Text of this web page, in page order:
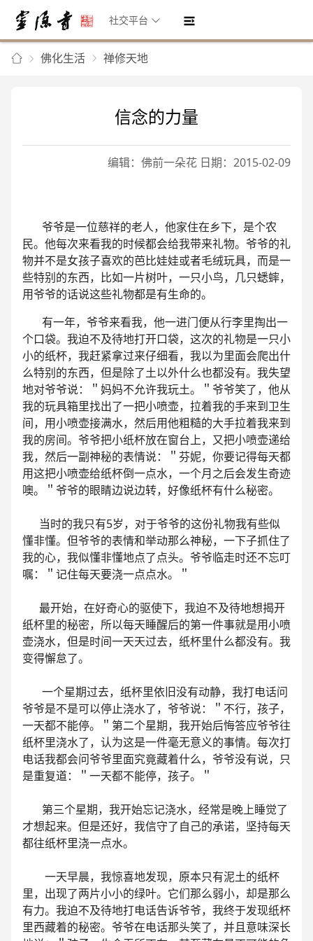
社交平台
佛化生活 禅修天地
信念的力量
编辑：佛前一朵花 日期：2015-02-09
爷爷是一位慈祥的老人，他家住在乡下，是个农
民。他每次来看我的时候都会给我带来礼物。爷爷的礼
物并不是女孩子喜欢的芭比娃娃或者毛绒玩具，而是一
些特别的东西，比如一片树叶，一只小鸟，几只蟋蟀，
用爷爷的话说这些礼物都是有生命的。
有一年，爷爷来看我，他一进门便从行李里掏出一
个口袋。我迫不及待地打开口袋，这次的礼物是一只小
小的纸杯，我赶紧拿过来仔细看，我以为里面会爬出什
么特别的东西，但是除了土以外什么也都没有。我失望
地对爷爷说：＂妈妈不允许我玩土。＂爷爷笑了，他从
我的玩具箱里找出了一把小喷壶，拉着我的手来到卫生
间，用小喷壶接满水，然后用他粗糙的大手拉着我来到
我的房间。爷爷把小纸杯放在窗台上，又把小喷壶递给
我，然后一副神秘的表情说：＂芬妮，你要记得每天都
用这把小喷壶给纸杯倒一点水，一个月之后会发生奇迹
噢。＂爷爷的眼睛边说边转，好像纸杯有什么秘密。
当时的我只有5岁，对于爷爷的这份礼物我有些似
懂非懂。但爷爷的表情和举动那么神秘，一下子抓住了
我的心，我似懂非懂地点了点头。爷爷临走时还不忘叮
嘱：＂记住每天要浇一点点水。＂
最开始，在好奇心的驱使下，我迫不及待地想揭开
纸杯里的秘密，所以每天睡醒后的第一件事就是用小喷
壶浇水，但是时间一天天过去，纸杯里什么都没有。我
变得懈怠了。
一个星期过去，纸杯里依旧没有动静，我打电话问
爷爷是不是可以停止浇水了，爷爷说：＂不行，孩子，
一天都不能停。＂第二个星期，我开始后悔答应爷爷往
纸杯里浇水了，认为这是一件毫无意义的事情。每次打
电话我都会问爷爷里面究竟藏着什么，爷爷没有说，只
是重复道：＂一天都不能停，孩子。＂
第三个星期，我开始忘记浇水，经常是晚上睡觉了
才想起来。但是还好，我信守了自己的承诺，坚持每天
都往纸杯里浇一点水。
一天早晨，我惊喜地发现，原本只有泥土的纸杯
里，出现了两片小小的绿叶。它们那么弱小，却是那么
有力。我迫不及待地打电话告诉爷爷，我终于发现纸杯
里西藏着的秘密。爷爷在电话那头笑了，并且意味深长